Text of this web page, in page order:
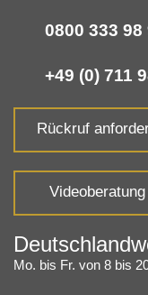
0800 333 98
+49 (0) 711
Rückruf
Videoberatung
Mo. bis Fr. von 8 bis